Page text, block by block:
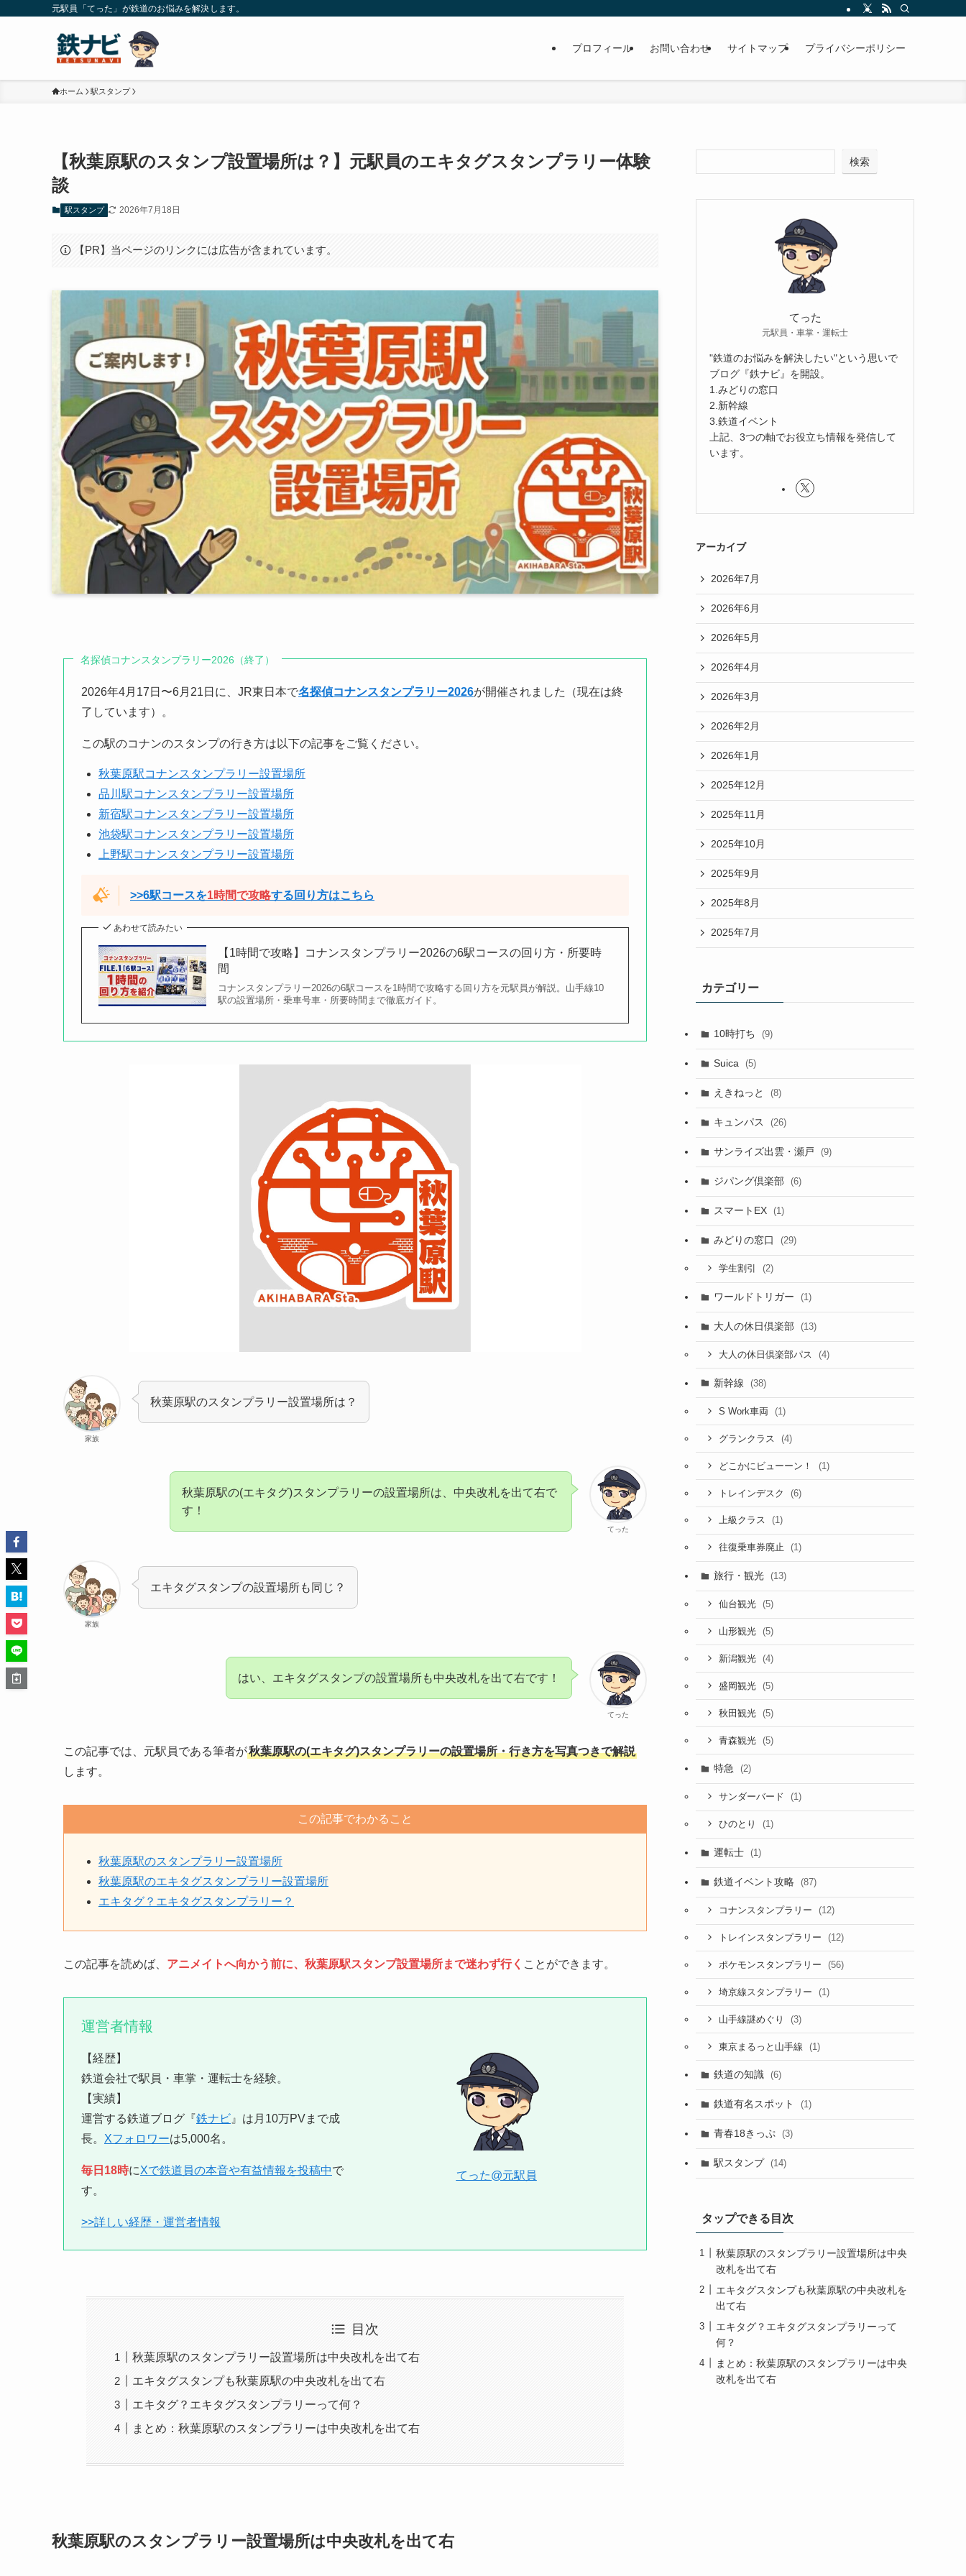
元駅員「てった」が鉄道のお悩みを解決します。
プロフィール お問い合わせ サイトマップ プライバシーポリシー
ホーム 駅スタンプ
【秋葉原駅のスタンプ設置場所は？】元駅員のエキタグスタンプラリー体験
談
駅スタンプ 2026年7月18日
【PR】当ページのリンクには広告が含まれています。
名探偵コナンスタンプラリー2026（終了）
2026年4月17日〜6月21日に、JR東日本で名探偵コナンスタンプラリー2026が開催されました（現在は終
了しています）。
この駅のコナンのスタンプの行き方は以下の記事をご覧ください。
秋葉原駅コナンスタンプラリー設置場所
品川駅コナンスタンプラリー設置場所
新宿駅コナンスタンプラリー設置場所
池袋駅コナンスタンプラリー設置場所
上野駅コナンスタンプラリー設置場所
>>6駅コースを1時間で攻略する回り方はこちら
あわせて読みたい
【1時間で攻略】コナンスタンプラリー2026の6駅コースの回り方・所要時
間
コナンスタンプラリー2026の6駅コースを1時間で攻略する回り方を元駅員が解説。山手線10
駅の設置場所・乗車号車・所要時間まで徹底ガイド。
家族
秋葉原駅のスタンプラリー設置場所は？
てった
秋葉原駅の(エキタグ)スタンプラリーの設置場所は、中央改札を出て右で
す！
家族
エキタグスタンプの設置場所も同じ？
てった
はい、エキタグスタンプの設置場所も中央改札を出て右です！
この記事では、元駅員である筆者が秋葉原駅の(エキタグ)スタンプラリーの設置場所・行き方を写真つきで解説
します。
この記事でわかること
秋葉原駅のスタンプラリー設置場所
秋葉原駅のエキタグスタンプラリー設置場所
エキタグ？エキタグスタンプラリー？
この記事を読めば、 アニメイトへ向かう前に、秋葉原駅スタンプ設置場所まで迷わず行く ことができます。
運営者情報
【経歴】
鉄道会社で駅員・車掌・運転士を経験。
【実績】
運営する鉄道ブログ『鉄ナビ 』は月10万PVまで成
長。 Xフォロワーは5,000名。
毎日18時にXで鉄道員の本音や有益情報を投稿中で
す。
>>詳しい経歴・運営者情報
てった@元駅員
目次
秋葉原駅のスタンプラリー設置場所は中央改札を出て右
エキタグスタンプも秋葉原駅の中央改札を出て右
エキタグ？エキタグスタンプラリーって何？
まとめ：秋葉原駅のスタンプラリーは中央改札を出て右
秋葉原駅のスタンプラリー設置場所は中央改札を出て右
検索
てった
元駅員・車掌・運転士
"鉄道のお悩みを解決したい"という思いで
ブログ『鉄ナビ』を開設。
1.みどりの窓口
2.新幹線
3.鉄道イベント
上記、3つの軸でお役立ち情報を発信して
います。
アーカイブ
2026年7月
2026年6月
2026年5月
2026年4月
2026年3月
2026年2月
2026年1月
2025年12月
2025年11月
2025年10月
2025年9月
2025年8月
2025年7月
カテゴリー
10時打ち (9)
Suica (5)
えきねっと (8)
キュンパス (26)
サンライズ出雲・瀬戸 (9)
ジパング倶楽部 (6)
スマートEX (1)
みどりの窓口 (29)
学生割引 (2)
ワールドトリガー (1)
大人の休日倶楽部 (13)
大人の休日倶楽部パス (4)
新幹線 (38)
S Work車両 (1)
グランクラス (4)
どこかにビューーン！ (1)
トレインデスク (6)
上級クラス (1)
往復乗車券廃止 (1)
旅行・観光 (13)
仙台観光 (5)
山形観光 (5)
新潟観光 (4)
盛岡観光 (5)
秋田観光 (5)
青森観光 (5)
特急 (2)
サンダーバード (1)
ひのとり (1)
運転士 (1)
鉄道イベント攻略 (87)
コナンスタンプラリー (12)
トレインスタンプラリー (12)
ポケモンスタンプラリー (56)
埼京線スタンプラリー (1)
山手線謎めぐり (3)
東京まるっと山手線 (1)
鉄道の知識 (6)
鉄道有名スポット (1)
青春18きっぷ (3)
駅スタンプ (14)
タップできる目次
秋葉原駅のスタンプラリー設置場所は中央
改札を出て右
エキタグスタンプも秋葉原駅の中央改札を
出て右
エキタグ？エキタグスタンプラリーって
何？
まとめ：秋葉原駅のスタンプラリーは中央
改札を出て右